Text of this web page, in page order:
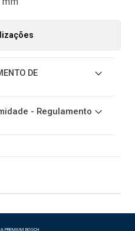
DE
- Regulamento
PREMIUM BOSCH